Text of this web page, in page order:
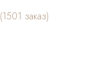
(1501 заказ)